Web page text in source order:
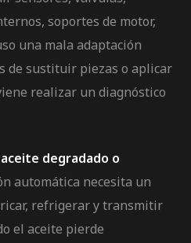
soportes de motor,
una mala adaptación
de sustituir piezas o aplicar
realizar un diagnóstico
aceite degradado o
automática necesita un
refrigerar y transmitir
el aceite pierde